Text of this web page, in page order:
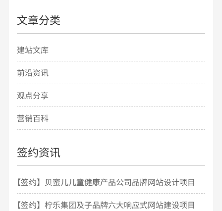
文章分类
建站文库
前沿资讯
观点分享
营销百科
签约资讯
【签约】贝蜜儿儿童健康产品公司品牌网站设计项目
开发
【签约】柠乐集团及子品牌六大响应式网站建设项目